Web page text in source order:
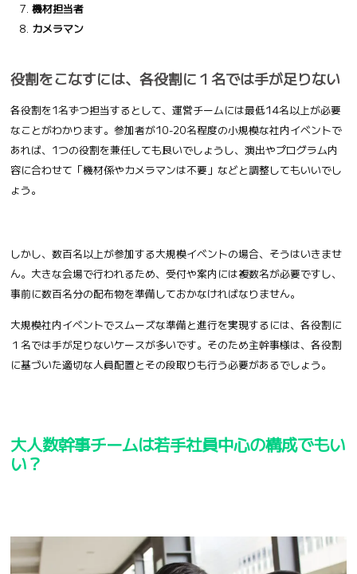
機材担当者
カメラマン
役割をこなすには、各役割に１名では手が足りない
各役割を1名ずつ担当するとして、運営チームには最低14名以上が必要
なことがわかります。参加者が10-20名程度の小規模な社内イベントで
あれば、1つの役割を兼任しても良いでしょうし、演出やプログラム内
容に合わせて「機材係やカメラマンは不要」などと調整してもいいでし
ょう。
しかし、数百名以上が参加する大規模イベントの場合、そうはいきませ
ん。大きな会場で行われるため、受付や案内には複数名が必要ですし、
事前に数百名分の配布物を準備しておかなければなりません。
大規模社内イベントでスムーズな準備と進行を実現するには、各役割に
１名では手が足りないケースが多いです。そのため主幹事様は、各役割
に基づいた適切な人員配置とその段取りも行う必要があるでしょう。
大人数幹事チームは若手社員中心の構成でもい
い？